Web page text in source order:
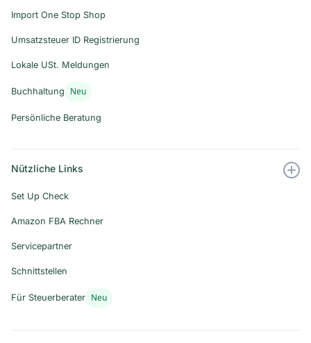
Import One Stop Shop
Umsatzsteuer ID Registrierung
Lokale USt. Meldungen
Buchhaltung Neu
Persönliche Beratung
Nützliche Links
Set Up Check
Amazon FBA Rechner
Servicepartner
Schnittstellen
Für Steuerberater Neu